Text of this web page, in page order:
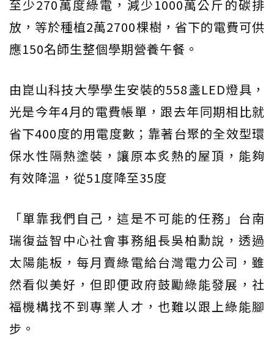
至少270萬度綠電，減少1000萬公斤的碳排
放，等於種植2萬2700棵樹，省下的電費可供
應150名師生整個學期營養午餐。
由崑山科技大學學生安裝的558盞LED燈具，
光是今年4月的電費帳單，跟去年同期相比就
省下400度的用電度數；靠著台聚的全效型環
保水性隔熱塗裝，讓原本炙熱的屋頂，能夠
有效降溫，從51度降至35度
「單靠我們自己，這是不可能的任務」台南
瑞復益智中心社會事務組長吳柏勳說，透過
太陽能板，每月賣綠電給台灣電力公司，雖
然看似美好，但即便政府鼓勵綠能發展，社
福機構找不到專業人才，也難以跟上綠能腳
步。